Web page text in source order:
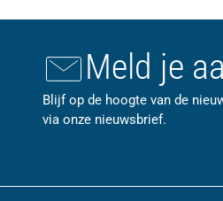
Meld je
Blijf op de hoogte van de
via onze nieuwsbrief.